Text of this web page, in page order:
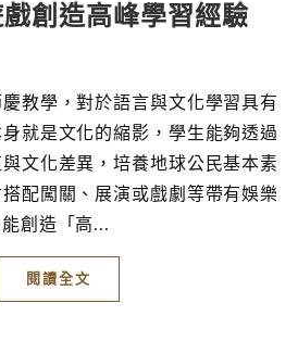
創造高峰學習經驗
就是文化的縮影，學生能夠透過
文化差異，培養地球公民基本素
配闖關、展演或戲劇等帶有娛樂
創造「高...
閱讀全文